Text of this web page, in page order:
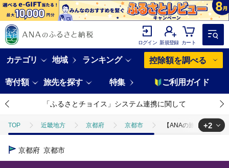
ログイン 新規登録 カート
カテゴリ 地域 ランキング 控除額を調べる
寄付額 旅先を探す 特集 ご利用ガイド
「ふるさとチョイス」システム連携に関して
TOP 近畿地方 京都府 京都市 【ANAの旅先納税】
TOP
+2
京都府 京都市